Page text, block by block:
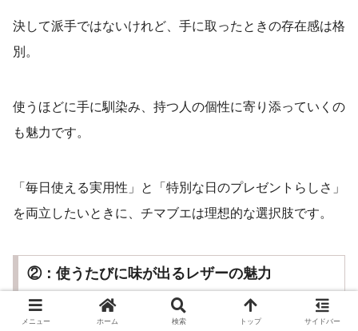
決して派手ではないけれど、手に取ったときの存在感は格
別。
使うほどに手に馴染み、持つ人の個性に寄り添っていくの
も魅力です。
「毎日使える実用性」と「特別な日のプレゼントらしさ」
を両立したいときに、チマブエは理想的な選択肢です。
②：使うたびに味が出るレザーの魅力
メニュー ホーム 検索 トップ サイドバー